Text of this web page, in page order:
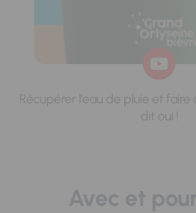
Récupérer l'eau de pluie et faire
dit oui !
Avec et